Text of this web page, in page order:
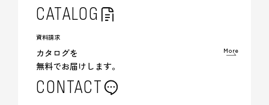
CATALOG
資料請求
カタログを
無料でお届けします。
More
CONTACT